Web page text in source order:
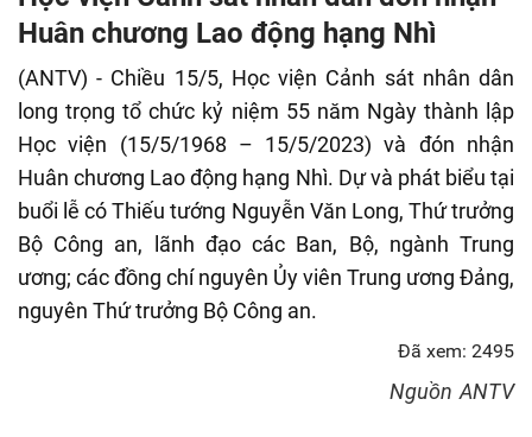
Huân chương Lao động hạng Nhì
(ANTV) - Chiều 15/5, Học viện Cảnh sát nhân dân
long trọng tổ chức kỷ niệm 55 năm Ngày thành lập
Học viện (15/5/1968 – 15/5/2023) và đón nhận
Huân chương Lao động hạng Nhì. Dự và phát biểu tại
buổi lễ có Thiếu tướng Nguyễn Văn Long, Thứ trưởng
Bộ Công an, lãnh đạo các Ban, Bộ, ngành Trung
ương; các đồng chí nguyên Ủy viên Trung ương Đảng,
nguyên Thứ trưởng Bộ Công an.
Đã xem: 2495
Nguồn ANTV